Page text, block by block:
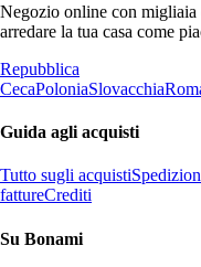
Negozio online con
arredare la tua casa come
Repubblica
CecaPoloniaSlovacchia
Guida agli acquisti
Tutto sugli acquisti
fattureCrediti
Su Bonami